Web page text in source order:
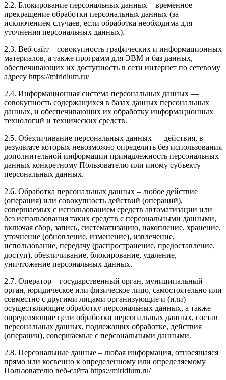
2.2. Блокирование персональных данных – временное
прекращение обработки персональных данных (за
исключением случаев, если обработка необходима для
уточнения персональных данных).
2.3. Веб-сайт – совокупность графических и информационных
материалов, а также программ для ЭВМ и баз данных,
обеспечивающих их доступность в сети интернет по сетевому
адресу https://miridium.ru/
2.4. Информационная система персональных данных —
совокупность содержащихся в базах данных персональных
данных, и обеспечивающих их обработку информационных
технологий и технических средств.
2.5. Обезличивание персональных данных — действия, в
результате которых невозможно определить без использования
дополнительной информации принадлежность персональных
данных конкретному Пользователю или иному субъекту
персональных данных.
2.6. Обработка персональных данных – любое действие
(операция) или совокупность действий (операций),
совершаемых с использованием средств автоматизации или
без использования таких средств с персональными данными,
включая сбор, запись, систематизацию, накопление, хранение,
уточнение (обновление, изменение), извлечение,
использование, передачу (распространение, предоставление,
доступ), обезличивание, блокирование, удаление,
уничтожение персональных данных.
2.7. Оператор – государственный орган, муниципальный
орган, юридическое или физическое лицо, самостоятельно или
совместно с другими лицами организующие и (или)
осуществляющие обработку персональных данных, а также
определяющие цели обработки персональных данных, состав
персональных данных, подлежащих обработке, действия
(операции), совершаемые с персональными данными.
2.8. Персональные данные – любая информация, относящаяся
прямо или косвенно к определенному или определяемому
Пользователю веб-сайта https://miridium.ru/